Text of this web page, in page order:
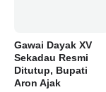
Gawai Dayak XV
Sekadau Resmi
Ditutup, Bupati
Aron Ajak